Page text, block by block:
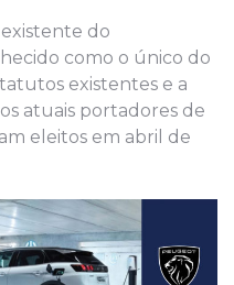
do
como o único do
existentes e a
atuais portadores de
eleitos em abril de